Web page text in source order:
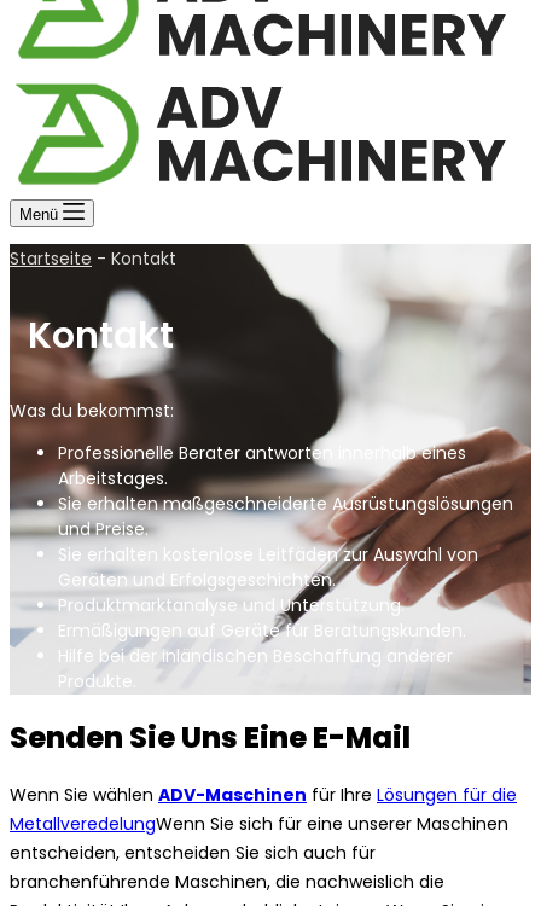
Menü
Startseite - Kontakt
Kontakt
Was du bekommst:
Professionelle Berater antworten innerhalb eines
Arbeitstages.
Sie erhalten maßgeschneiderte Ausrüstungslösungen
und Preise.
Sie erhalten kostenlose Leitfäden zur Auswahl von
Geräten und Erfolgsgeschichten.
Produktmarktanalyse und Unterstützung.
Ermäßigungen auf Geräte für Beratungskunden.
Hilfe bei der inländischen Beschaffung anderer
Produkte.
Senden Sie Uns Eine E-Mail
Wenn Sie wählen ADV-Maschinen für Ihre Lösungen für die
MetallveredelungWenn Sie sich für eine unserer Maschinen
entscheiden, entscheiden Sie sich auch für
branchenführende Maschinen, die nachweislich die